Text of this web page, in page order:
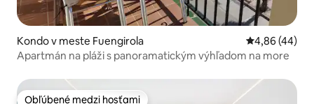
Kondo v meste Fuengirola Priemerné
4,86 (44)
Apartmán na pláži s panoramatickým výhľadom na more
Obľúbené medzi hosťami